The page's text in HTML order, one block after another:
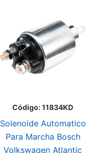
Código: 11834KD
Solenoide Automatico
Para Marcha Bosch
Volkswagen Atlantic